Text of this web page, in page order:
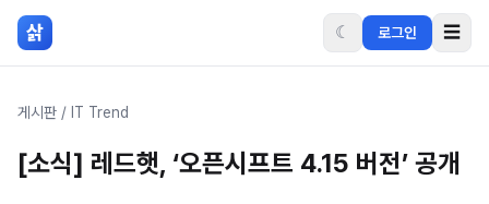
본문 바로가기
삵 ☾ 로그인 ☰
게시판 / IT Trend
[소식] 레드햇, ‘오픈시프트 4.15 버전’ 공개